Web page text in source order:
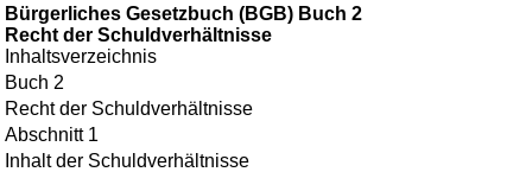
Bürgerliches Gesetzbuch (BGB) Buch 2
Recht der Schuldverhältnisse
Inhaltsverzeichnis
Buch 2
Recht der Schuldverhältnisse
Abschnitt 1
Inhalt der Schuldverhältnisse